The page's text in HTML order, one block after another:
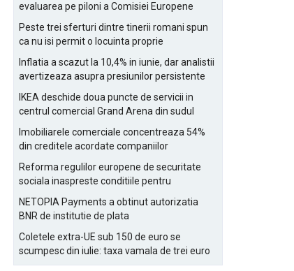
evaluarea pe piloni a Comisiei Europene
Peste trei sferturi dintre tinerii romani spun
ca nu isi permit o locuinta proprie
Inflatia a scazut la 10,4% in iunie, dar analistii
avertizeaza asupra presiunilor persistente
IKEA deschide doua puncte de servicii in
centrul comercial Grand Arena din sudul
Imobiliarele comerciale concentreaza 54%
din creditele acordate companiilor
Reforma regulilor europene de securitate
sociala inaspreste conditiile pentru
NETOPIA Payments a obtinut autorizatia
BNR de institutie de plata
Coletele extra-UE sub 150 de euro se
scumpesc din iulie: taxa vamala de trei euro
pe articol, adaugata la taxa logistica